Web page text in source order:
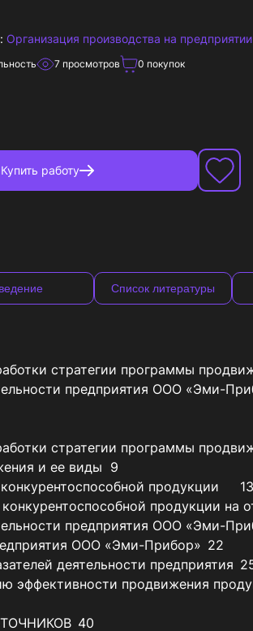
Организация производства на предприятии
7 просмотров 0 покупок
Купить работу
Список литературы
СПИСОК ИСПОЛЬЗОВАННЫХ ИСТОЧНИКОВ	40